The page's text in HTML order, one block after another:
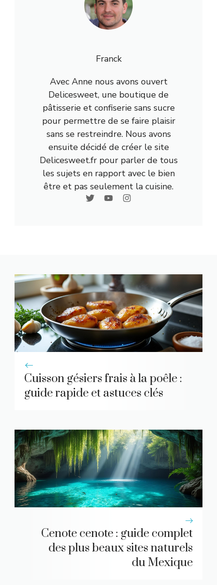
Franck
Avec Anne nous avons ouvert
Delicesweet, une boutique de
pâtisserie et confiserie sans sucre
pour permettre de se faire plaisir
sans se restreindre. Nous avons
ensuite décidé de créer le site
Delicesweet.fr pour parler de tous
les sujets en rapport avec le bien
être et pas seulement la cuisine.
Cuisson gésiers frais à la poêle :
guide rapide et astuces clés
Cenote cenote : guide complet
des plus beaux sites naturels
du Mexique